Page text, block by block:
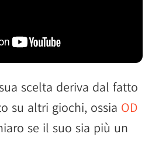
scelta deriva dal fatto
su altri giochi, ossia OD
se il suo sia più un